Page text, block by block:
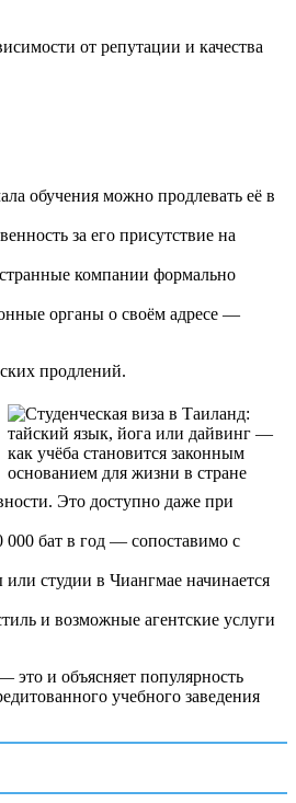
от репутации и качества
обучения можно продлевать её в
за его присутствие на
компании формально
органы о своём адресе —
продлений.
Это доступно даже при
000 бат в год — сопоставимо с
студии в Чиангмае начинается
и возможные агентские услуги
это и объясняет популярность
учебного заведения